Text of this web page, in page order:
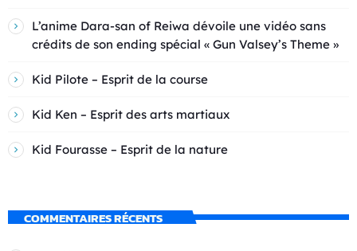
L’anime Dara-san of Reiwa dévoile une vidéo sans
crédits de son ending spécial « Gun Valsey’s Theme »
Kid Pilote – Esprit de la course
Kid Ken – Esprit des arts martiaux
Kid Fourasse – Esprit de la nature
COMMENTAIRES RÉCENTS